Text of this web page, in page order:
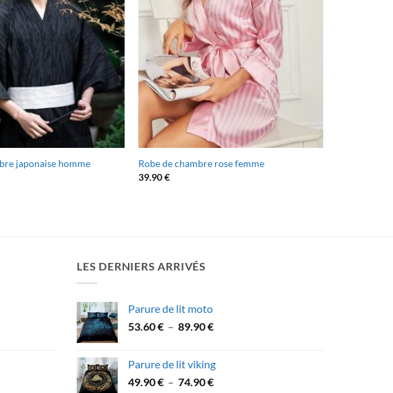
japonaise homme
Robe de chambre rose femme
39.90€
LES DERNIERS ARRIVÉS
Parure de lit moto
53.60€ – 89.90€Plage
53.60 €
à
Parure de lit viking
49.90€ – 74.90€Plage